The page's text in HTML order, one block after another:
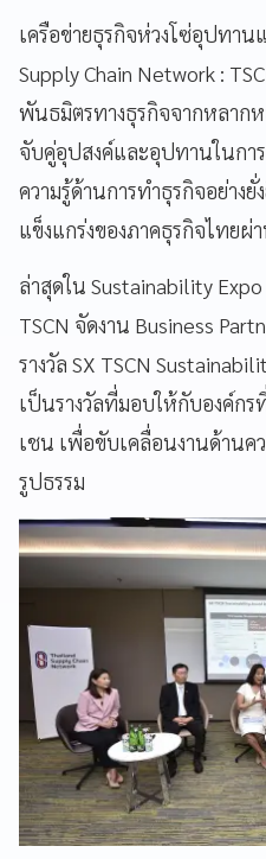
เครือข่ายธุรกิจห่วงโซ่อุปทา
Supply Chain Network :
พันธมิตรทางธุรกิจจากหลากห
จับคู่อุปสงค์และอุปทานในกา
ความรู้ด้านการทำธุรกิจอย่าง
แข็งแกร่งของภาคธุรกิจไทยผ่
ล่าสุดใน Sustainability
TSCN จัดงาน Business
รางวัล SX TSCN
เป็นรางวัลที่มอบให้กับองค์ก
เชน เพื่อขับเคลื่อนงานด้าน
รูปธรรม